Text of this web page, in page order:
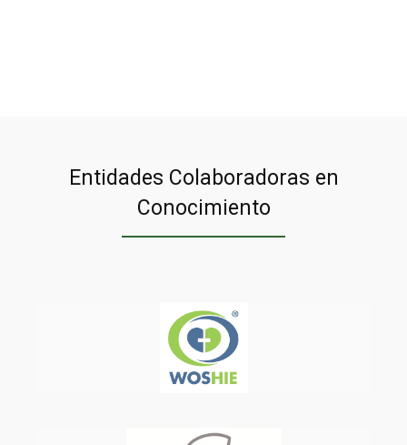
Entidades Colaboradoras en
Conocimiento